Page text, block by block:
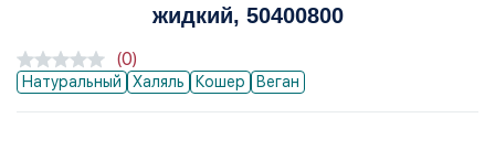
жидкий, 50400800
Натуральный Халяль Кошер Веган
(0)